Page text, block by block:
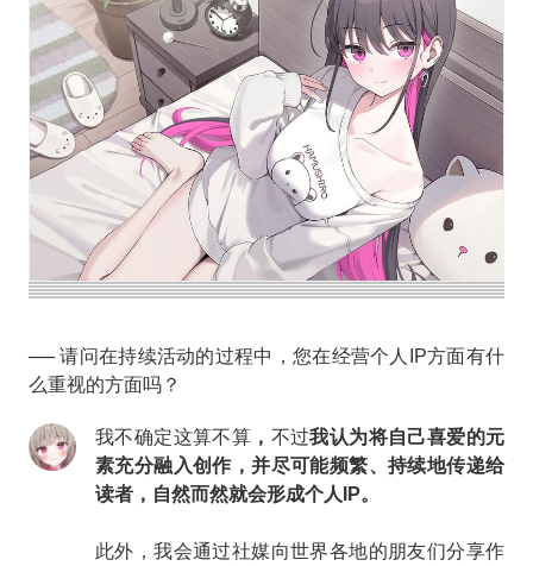
── 请问在持续活动的过程中，您在经营个人IP方面有什
么重视的方面吗？
我不确定这算不算 ， 不过我认为将自己喜爱的元
素充分融入创作，并尽可能频繁、持续地传递给
读者，自然而然就会形成个人IP。
此外，我会通过社媒向世界各地的朋友们分享作